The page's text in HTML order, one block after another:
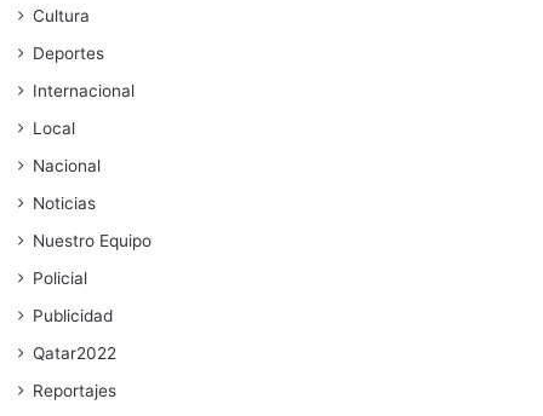
Cultura
Deportes
Internacional
Local
Nacional
Noticias
Nuestro Equipo
Policial
Publicidad
Qatar2022
Reportajes